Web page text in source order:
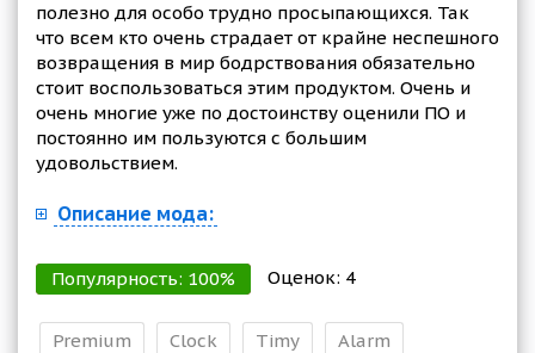
полезно для особо трудно просыпающихся. Так
что всем кто очень страдает от крайне неспешного
возвращения в мир бодрствования обязательно
стоит воспользоваться этим продуктом. Очень и
очень многие уже по достоинству оценили ПО и
постоянно им пользуются с большим
удовольствием.
Описание мода:
Популярность: 100% Оценок: 4
Premium Clock Timy Alarm